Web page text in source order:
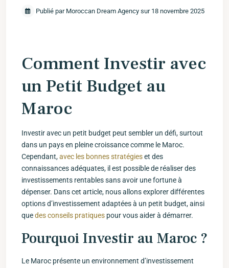
Publié par Moroccan Dream Agency sur 18 novembre 2025
Comment⁣ Investir avec
un Petit Budget au
‌Maroc
Investir avec un petit budget peut sembler ​un défi, surtout
dans un pays en pleine ⁤croissance comme le Maroc.
Cependant,avec les bonnes stratégieset des
connaissances adéquates, il ⁣est possible de réaliser des
investissements rentables sans avoir une fortune‌ à
dépenser. Dans cet article, nous allons explorer différentes
options d’investissement adaptées à un petit budget, ainsi
quedes conseils pratiques pour vous aider à démarrer.
Pourquoi Investir au Maroc ?
Le Maroc présente un environnement d’investissement